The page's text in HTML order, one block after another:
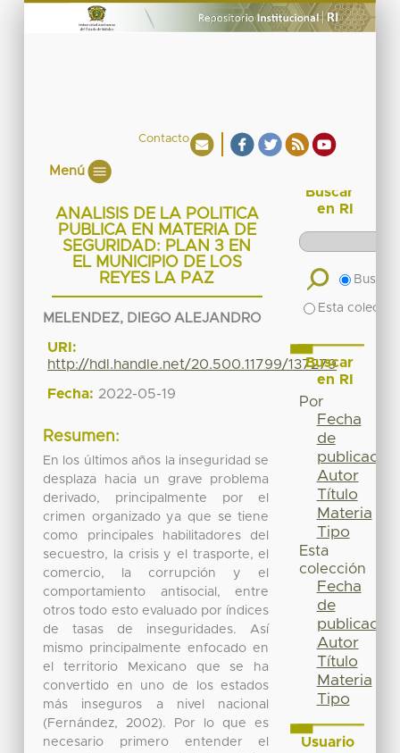
Contacto
Menú
ANALISIS DE LA POLITICA
PUBLICA EN MATERIA DE
SEGURIDAD: PLAN 3 EN
EL MUNICIPIO DE LOS
REYES LA PAZ
MELENDEZ, DIEGO ALEJANDRO
URI:
http://hdl.handle.net/20.500.11799/137279
Fecha: 2022-05-19
Resumen:
En los últimos años la inseguridad se
desplaza hacia un grave problema
derivado, principalmente por el
crimen organizado ya que se tiene
como principales habilitadores del
secuestro, la crisis y el trasporte, el
comercio, la corrupción y el
comportamiento antisocial, entre
otros todo esto evaluado por índices
de tasas de inseguridades. Así
mismo principalmente enfocado en
el territorio Mexicano que se ha
convertido en uno de los estados
más inseguros a nivel nacional
(Fernández, 2002). Por lo que es
necesario primero entender el
Buscar
en RI
Buscar
Esta
Buscar
en RI
Por
Fecha
de
publicación
Autor
Título
Materia
Tipo
Esta
colección
Fecha
de
publicación
Autor
Título
Materia
Tipo
Usuario